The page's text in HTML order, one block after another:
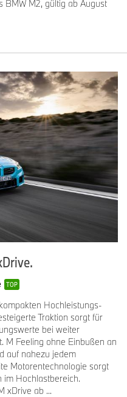
BMW M2, gültig ab August
TOP
Hochleistungs-
Traktion sorgt für
bei weiter
M Feeling ohne Einbußen an
auf nahezu jedem
Motorentechnologie sorgt
im Hochlastbereich.
xDrive ab ...